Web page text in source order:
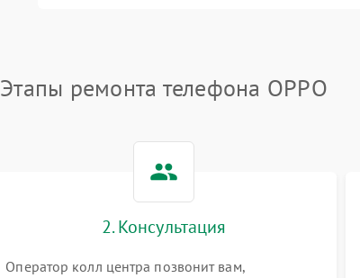
Этапы ремонта телефона OPPO
2. Консультация
Оператор колл центра позвонит вам,